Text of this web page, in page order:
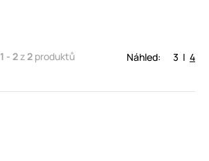
1 - 2z2 produktů Náhled: 3 | 4